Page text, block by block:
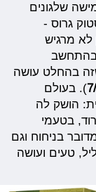
מאגדת חמישה שלגונים
גרוס -
לא מרגיש
בהתחשב
בהחלט עושה
). בעולם
הושק לה
בטעמי
בניחוח וגם
טעים ועושה